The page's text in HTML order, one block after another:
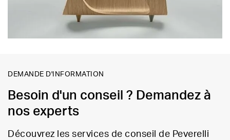
DEMANDE D'INFORMATION
Besoin d'un conseil ? Demandez à
nos experts
Découvrez les services de conseil de Peverelli